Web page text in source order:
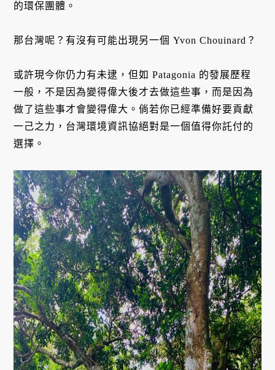
的環保團體。
那台灣呢？有沒有可能出現另一個 Yvon Chouinard？
或許現今你仍力有未逮，但如 Patagonia 的發展歷程
一般，不是因為變得偉大後才去做這些事，而是因為
做了這些事才會變得偉大。倘若你已經準備好要貢獻
一己之力，台灣環境資訊協絕對是一個值得你託付的
選擇。